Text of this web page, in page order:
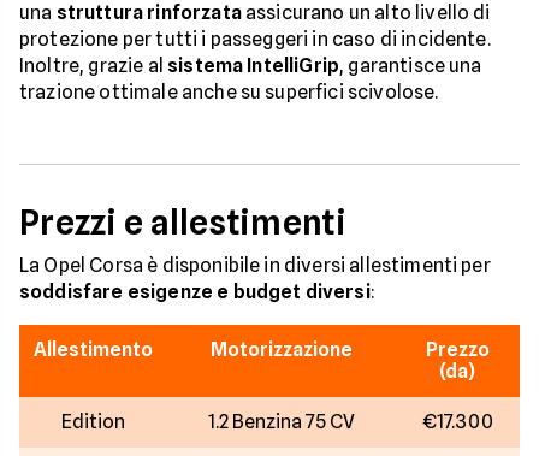
una struttura rinforzataassicurano un alto livello di
protezione per tutti i passeggeri in caso di incidente.
Inoltre, grazie al sistema IntelliGrip, garantisce una
trazione ottimale anche su superfici scivolose.
Prezzi e allestimenti
La Opel Corsa è disponibile in diversi allestimenti per
soddisfare esigenze e budget diversi:
Allestimento Motorizzazione
Prezzo
(da)
Edition 1.2 Benzina 75 CV €17.300